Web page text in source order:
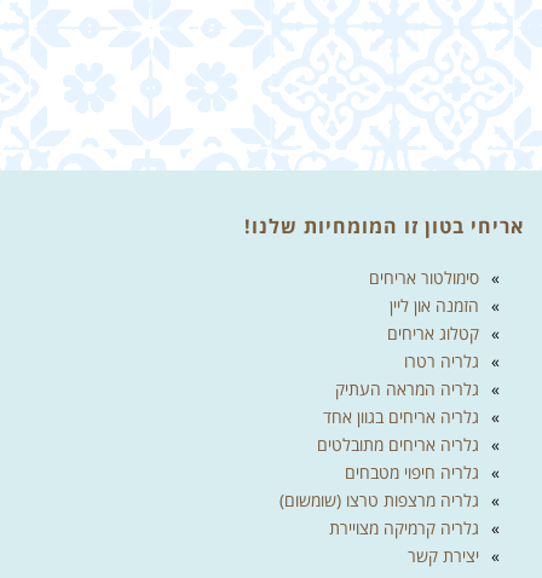
אריחי בטון זו המומחיות שלנו!
סימולטור אריחים
הזמנה און ליין
קטלוג אריחים
גלריה רטרו
גלריה המראה העתיק
גלריה אריחים בגוון אחד
גלריה אריחים מתובלטים
גלריה חיפוי מטבחים
גלריה מרצפות טרצו (שומשום)
גלריה קרמיקה מצויירת
יצירת קשר